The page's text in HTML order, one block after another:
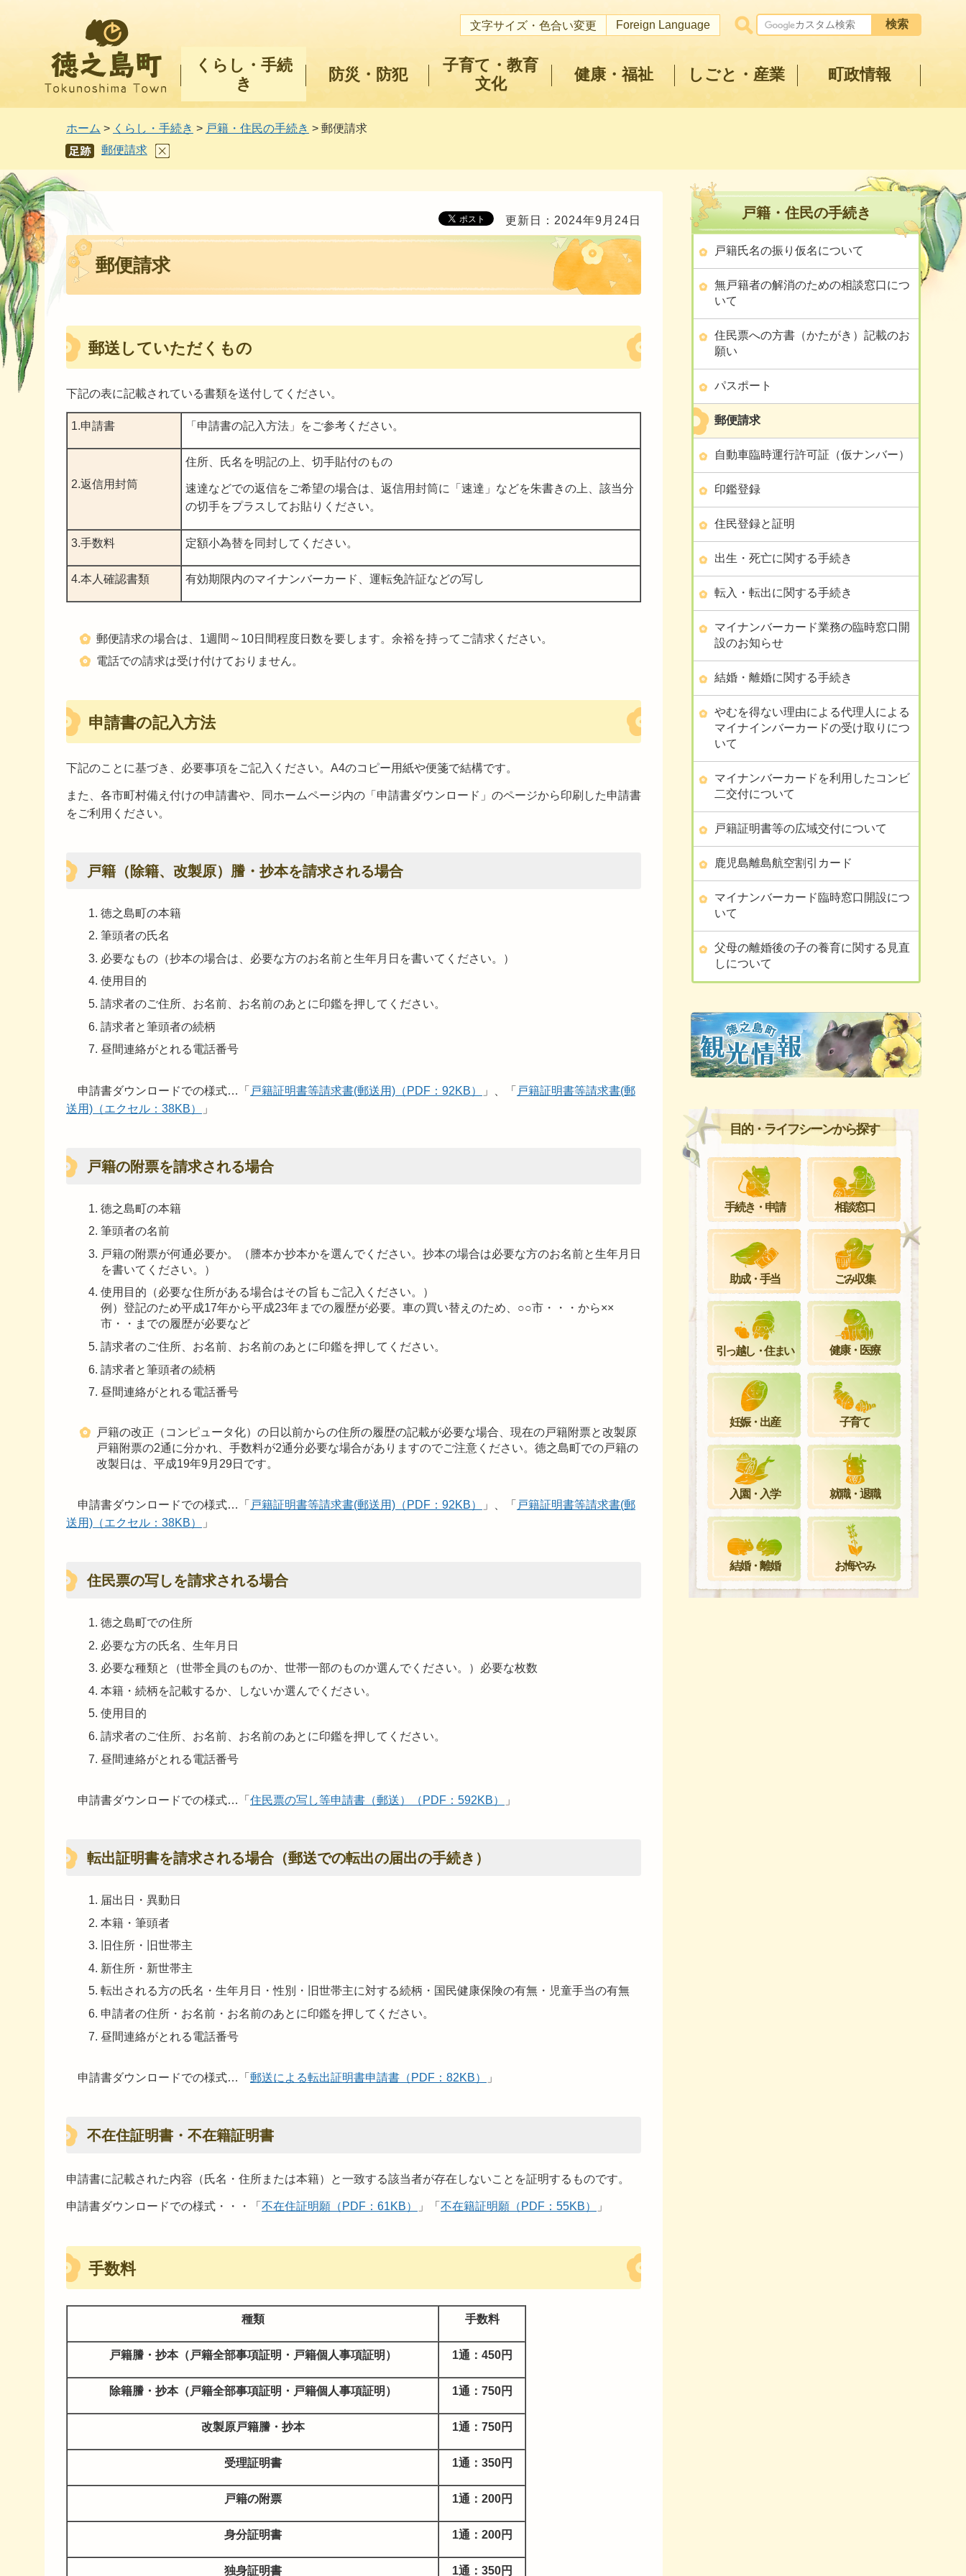
文字サイズ・色合い変更 Foreign Language
くらし・手続
き
防災・防犯
子育て・教育
文化
健康・福祉 しごと・産業 町政情報
ホーム > くらし・手続き > 戸籍・住民の手続き > 郵便請求
あし
あと
郵便請求
更新日：2024年9月24日
郵便請求
郵送していただくもの
下記の表に記載されている書類を送付してください。
1.申請書 「申請書の記入方法」をご参考ください。
2.返信用封筒
住所、氏名を明記の上、切手貼付のもの
速達などでの返信をご希望の場合は、返信用封筒に「速達」などを朱書きの上、該当分
の切手をプラスしてお貼りください。
3.手数料 定額小為替を同封してください。
4.本人確認書類 有効期限内のマイナンバーカード、運転免許証などの写し
郵便請求の場合は、1週間～10日間程度日数を要します。余裕を持ってご請求ください。
電話での請求は受け付けておりません。
申請書の記入方法
下記のことに基づき、必要事項をご記入ください。A4のコピー用紙や便箋で結構です。
また、各市町村備え付けの申請書や、同ホームページ内の「申請書ダウンロード」のページから印刷した申請書
をご利用ください。
戸籍（除籍、改製原）謄・抄本を請求される場合
徳之島町の本籍
筆頭者の氏名
必要なもの（抄本の場合は、必要な方のお名前と生年月日を書いてください。）
使用目的
請求者のご住所、お名前、お名前のあとに印鑑を押してください。
請求者と筆頭者の続柄
昼間連絡がとれる電話番号
申請書ダウンロードでの様式…「 戸籍証明書等請求書(郵送用)（PDF：92KB） 」、「 戸籍証明書等請求書(郵
送用)（エクセル：38KB）
」
戸籍の附票を請求される場合
徳之島町の本籍
筆頭者の名前
戸籍の附票が何通必要か。（謄本か抄本かを選んでください。抄本の場合は必要な方のお名前と生年月日
を書いてください。）
使用目的（必要な住所がある場合はその旨もご記入ください。）
例）登記のため平成17年から平成23年までの履歴が必要。車の買い替えのため、○○市・・・から××
市・・までの履歴が必要など
請求者のご住所、お名前、お名前のあとに印鑑を押してください。
請求者と筆頭者の続柄
昼間連絡がとれる電話番号
戸籍の改正（コンピュータ化）の日以前からの住所の履歴の記載が必要な場合、現在の戸籍附票と改製原
戸籍附票の2通に分かれ、手数料が2通分必要な場合がありますのでご注意ください。徳之島町での戸籍の
改製日は、平成19年9月29日です。
申請書ダウンロードでの様式… 「 戸籍証明書等請求書(郵送用)（PDF：92KB） 」、「 戸籍証明書等請求書(郵
送用)（エクセル：38KB）
」
住民票の写しを請求される場合
徳之島町での住所
必要な方の氏名、生年月日
必要な種類と（世帯全員のものか、世帯一部のものか選んでください。）必要な枚数
本籍・続柄を記載するか、しないか選んでください。
使用目的
請求者のご住所、お名前、お名前のあとに印鑑を押してください。
昼間連絡がとれる電話番号
申請書ダウンロードでの様式…「 住民票の写し等申請書（郵送）（PDF：592KB） 」
転出証明書を請求される場合（郵送での転出の届出の手続き）
届出日・異動日
本籍・筆頭者
旧住所・旧世帯主
新住所・新世帯主
転出される方の氏名・生年月日・性別・旧世帯主に対する続柄・国民健康保険の有無・児童手当の有無
申請者の住所・お名前・お名前のあとに印鑑を押してください。
昼間連絡がとれる電話番号
申請書ダウンロードでの様式…「 郵送による転出証明書申請書（PDF：82KB） 」
不在住証明書・不在籍証明書
申請書に記載された内容（氏名・住所または本籍）と一致する該当者が存在しないことを証明するものです。
申請書ダウンロードでの様式・・・「 不在住証明願（PDF：61KB） 」「 不在籍証明願（PDF：55KB） 」
手数料
種類 手数料
戸籍謄・抄本（戸籍全部事項証明・戸籍個人事項証明） 1通：450円
除籍謄・抄本（戸籍全部事項証明・戸籍個人事項証明） 1通：750円
改製原戸籍謄・抄本 1通：750円
受理証明書 1通：350円
戸籍の附票 1通：200円
身分証明書 1通：200円
独身証明書 1通：350円
戸籍・住民の手続き
戸籍氏名の振り仮名について
無戸籍者の解消のための相談窓口につ
いて
住民票への方書（かたがき）記載のお
願い
パスポート
郵便請求
自動車臨時運行許可証（仮ナンバー）
印鑑登録
住民登録と証明
出生・死亡に関する手続き
転入・転出に関する手続き
マイナンバーカード業務の臨時窓口開
設のお知らせ
結婚・離婚に関する手続き
やむを得ない理由による代理人による
マイナインバーカードの受け取りにつ
いて
マイナンバーカードを利用したコンビ
二交付について
戸籍証明書等の広域交付について
鹿児島離島航空割引カード
マイナンバーカード臨時窓口開設につ
いて
父母の離婚後の子の養育に関する見直
しについて
目的・ライフシーンから探す
手続き・申請 相談窓口
助成・手当 ごみ収集
引っ越し・住まい 健康・医療
妊娠・出産 子育て
入園・入学 就職・退職
結婚・離婚 お悔やみ